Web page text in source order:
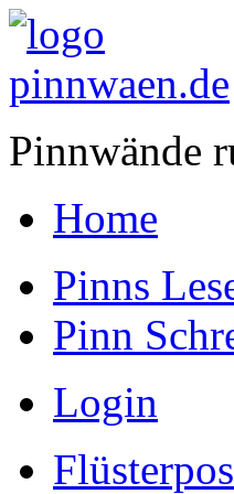
Pinnwände
Home
Pinns
Pinn
Login